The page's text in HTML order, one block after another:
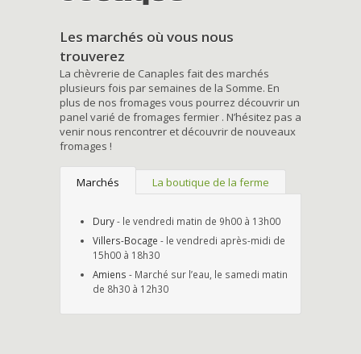
Les marchés où vous nous
trouverez
La chèvrerie de Canaples fait des marchés
plusieurs fois par semaines de la Somme. En
plus de nos fromages vous pourrez découvrir un
panel varié de fromages fermier . N’hésitez pas a
venir nous rencontrer et découvrir de nouveaux
fromages !
Marchés La boutique de la ferme
Dury- le vendredi matin de 9h00 à 13h00
Villers-Bocage - le vendredi après-midi de
15h00 à 18h30
Amiens - Marché sur l’eau, le samedi matin
de 8h30 à 12h30